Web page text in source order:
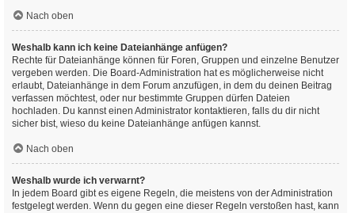
Nach oben
Weshalb kann ich keine Dateianhänge anfügen?
Rechte für Dateianhänge können für Foren, Gruppen und einzelne Benutzer
vergeben werden. Die Board-Administration hat es möglicherweise nicht
erlaubt, Dateianhänge in dem Forum anzufügen, in dem du deinen Beitrag
verfassen möchtest, oder nur bestimmte Gruppen dürfen Dateien
hochladen. Du kannst einen Administrator kontaktieren, falls du dir nicht
sicher bist, wieso du keine Dateianhänge anfügen kannst.
Nach oben
Weshalb wurde ich verwarnt?
In jedem Board gibt es eigene Regeln, die meistens von der Administration
festgelegt werden. Wenn du gegen eine dieser Regeln verstoßen hast, kann